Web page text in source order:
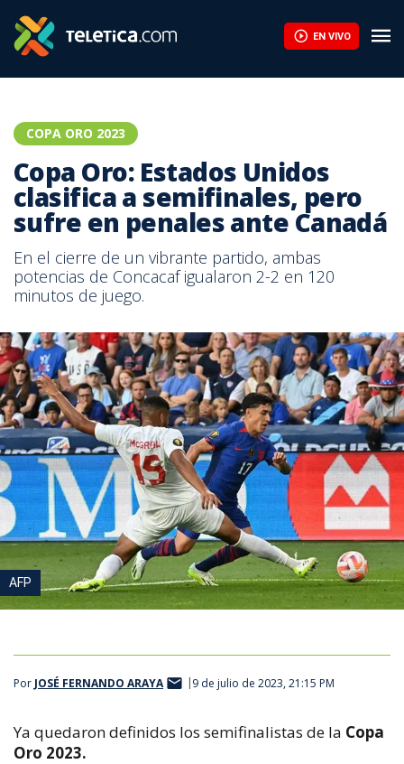
EN VIVO
COPA ORO 2023
Copa Oro: Estados Unidos
clasifica a semifinales, pero
sufre en penales ante Canadá
En el cierre de un vibrante partido, ambas
potencias de Concacaf igualaron 2-2 en 120
minutos de juego.
AFP
Por JOSÉ FERNANDO ARAYA 9 de julio de 2023, 21:15 PM
Ya quedaron definidos los semifinalistas de la Copa
Oro 2023.